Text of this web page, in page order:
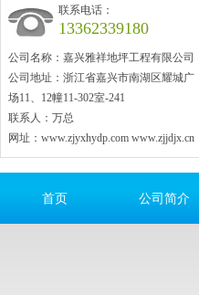
联系电话：
13362339180
公司名称：嘉兴雅祥地坪工程有限公司
公司地址：浙江省嘉兴市南湖区耀城广
场11、12幢11-302室-241
联系人：万总
网址：www.zjyxhydp.com www.zjjdjx.cn
首页 公司简介